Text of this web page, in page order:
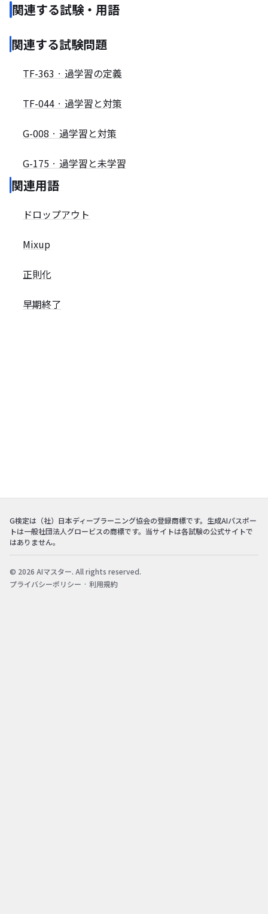
関連する試験・用語
関連する試験問題
TF-363 · 過学習の定義
TF-044 · 過学習と対策
G-008 · 過学習と対策
G-175 · 過学習と未学習
関連用語
ドロップアウト
Mixup
正則化
早期終了
G検定は（社）日本ディープラーニング協会の登録商標です。生成AIパスポー
トは一般社団法人グロービスの商標です。当サイトは各試験の公式サイトで
はありません。
© 2026 AIマスター. All rights reserved.
プライバシーポリシー · 利用規約